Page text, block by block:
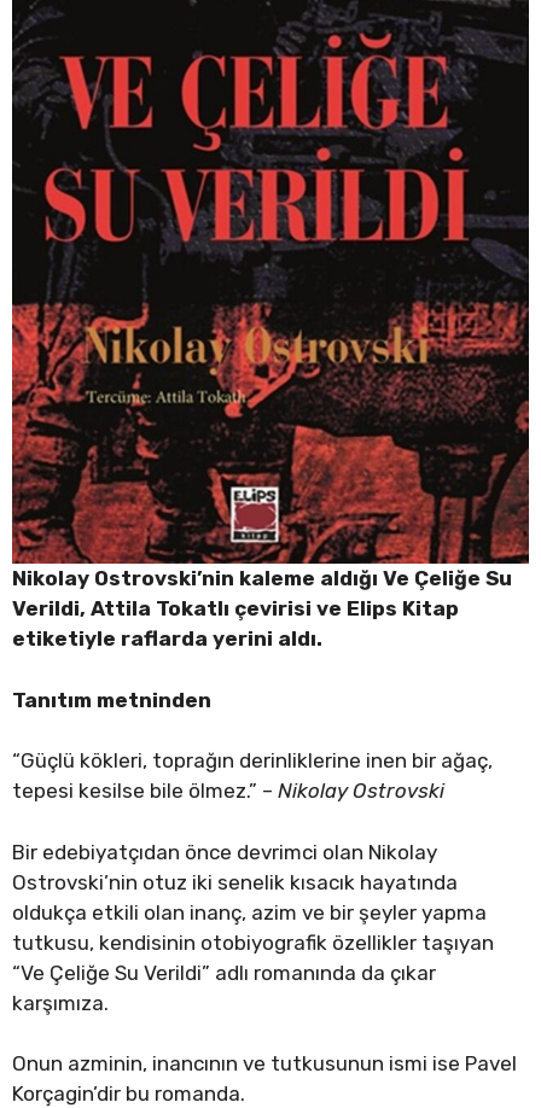
Nikolay Ostrovski’nin kaleme aldığı Ve Çeliğe Su
Verildi, Attila Tokatlı çevirisi ve Elips Kitap
etiketiyle raflarda yerini aldı.
Tanıtım metninden
“Güçlü kökleri, toprağın derinliklerine inen bir ağaç,
tepesi kesilse bile ölmez.” – Nikolay Ostrovski
Bir edebiyatçıdan önce devrimci olan Nikolay
Ostrovski’nin otuz iki senelik kısacık hayatında
oldukça etkili olan inanç, azim ve bir şeyler yapma
tutkusu, kendisinin otobiyografik özellikler taşıyan
“Ve Çeliğe Su Verildi” adlı romanında da çıkar
karşımıza.
Onun azminin, inancının ve tutkusunun ismi ise Pavel
Korçagin’dir bu romanda.